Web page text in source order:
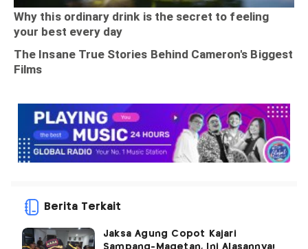
Berita Terkait
Jaksa Agung Copot Kajari
Sampang-Magetan, Ini Alasannya!